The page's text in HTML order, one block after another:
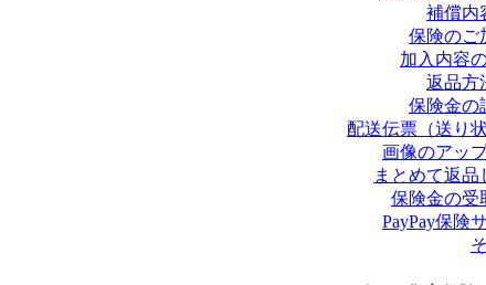
補償内
保険のご
加入内容
返品方
保険金の
配送伝票（送り
画像のアッ
まとめて返品
保険金の受
PayPay保険